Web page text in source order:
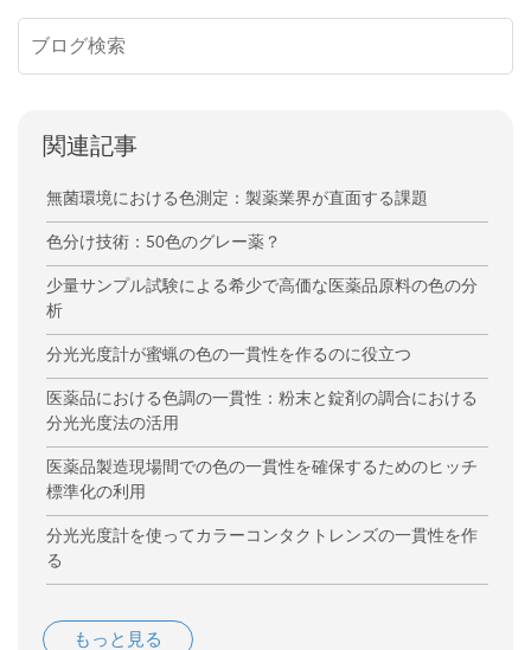
関連記事
無菌環境における色測定：製薬業界が直面する課題
色分け技術：50色のグレー薬？
少量サンプル試験による希少で高価な医薬品原料の色の分
析
分光光度計が蜜蝋の色の一貫性を作るのに役立つ
医薬品における色調の一貫性：粉末と錠剤の調合における
分光光度法の活用
医薬品製造現場間での色の一貫性を確保するためのヒッチ
標準化の利用
分光光度計を使ってカラーコンタクトレンズの一貫性を作
る
もっと見る